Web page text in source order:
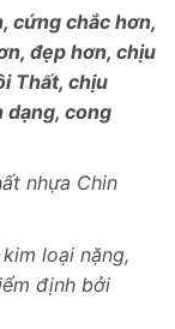
cứng chắc hơn,
đẹp hơn, chịu
Thất, chịu
dạng, cong
nhựa Chin
loại nặng,
định bởi